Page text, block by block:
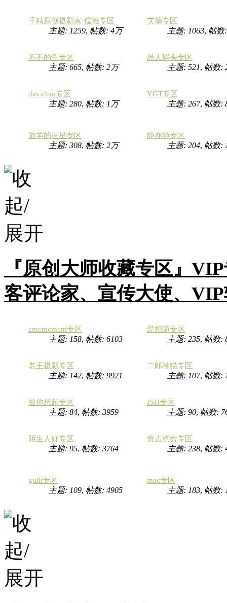
千精原创摄影家·儒雅专区
主题: 1259, 帖数: 4万
艾德专区
主题: 1063, 帖
不不的鱼专区
主题: 665, 帖数: 2万
愚人码头专区
主题: 521, 帖数:
davidtao专区
主题: 280, 帖数: 1万
YGT专区
主题: 267, 帖数:
放羊的星星专区
主题: 308, 帖数: 2万
静亦静专区
主题: 204, 帖数:
『原创大师收藏专区』
客评论家、宣传大使、
cmcmcmcm专区
主题: 158, 帖数: 6103
爱相随专区
主题: 235, 帖数:
老王摄影专区
主题: 142, 帖数: 9921
二郎神猫专区
主题: 107, 帖数:
被你想起专区
主题: 84, 帖数: 3959
JSH专区
主题: 90, 帖数:
陌生人好专区
主题: 95, 帖数: 3764
荒古棋盘专区
主题: 238, 帖数:
guili专区
主题: 109, 帖数: 4905
mac专区
主题: 183, 帖数: